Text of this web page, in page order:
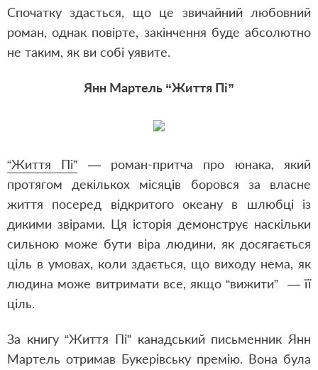
Спочатку здасться, що це звичайний любовний
роман, однак повірте, закінчення буде абсолютно
не таким, як ви собі уявите.
Янн Мартель “Життя Пі”
“Життя Пі” — роман-притча про юнака, який
протягом декількох місяців боровся за власне
життя посеред відкритого океану в шлюбці із
дикими звірами. Ця історія демонструє наскільки
сильною може бути віра людини, як досягається
ціль в умовах, коли здається, що виходу нема, як
людина може витримати все, якщо “вижити” — її
ціль.
За книгу “Життя Пі” канадський письменник Янн
Мартель отримав Букерівську премію. Вона була